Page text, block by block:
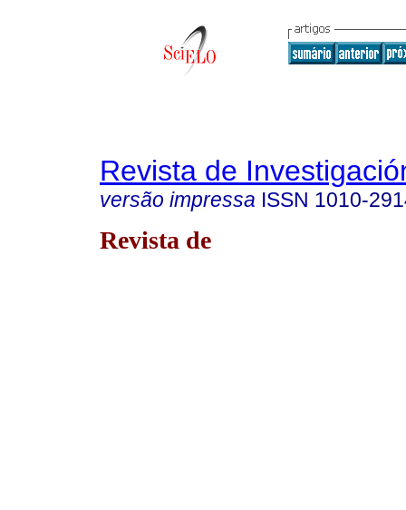
Revista de
versão impressa ISSN 1010-
Revista de